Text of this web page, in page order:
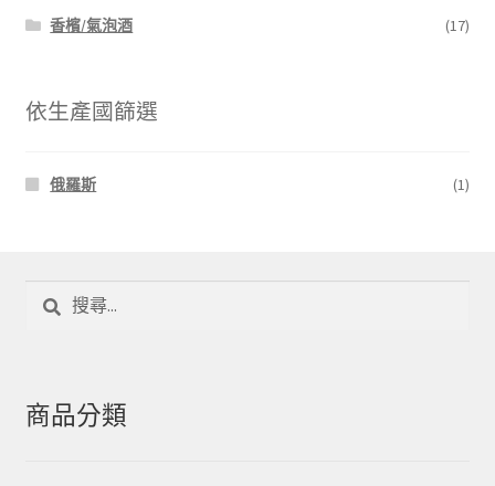
香檳/氣泡酒
(17)
依生產國篩選
俄羅斯 (1)
字:
商品分類